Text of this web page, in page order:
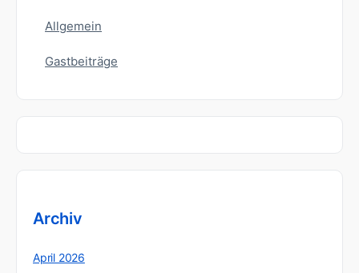
Allgemein
Gastbeiträge
Archiv
April 2026